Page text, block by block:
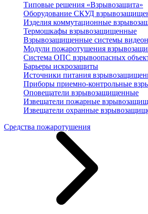
Типовые решения «Взрывозащита»
Оборудование СКУД
Изделия коммутационные
Термошкафы взрывозащищенные
Взрывозащищенные системы
Модули пожаротушения
Система ОПС взрывоопасных
Барьеры искрозащиты
Источники питания
Приборы приемно-контрольные
Оповещатели взрывозащищенные
Извещатели пожарные
Извещатели охранные
Средства пожаротушения